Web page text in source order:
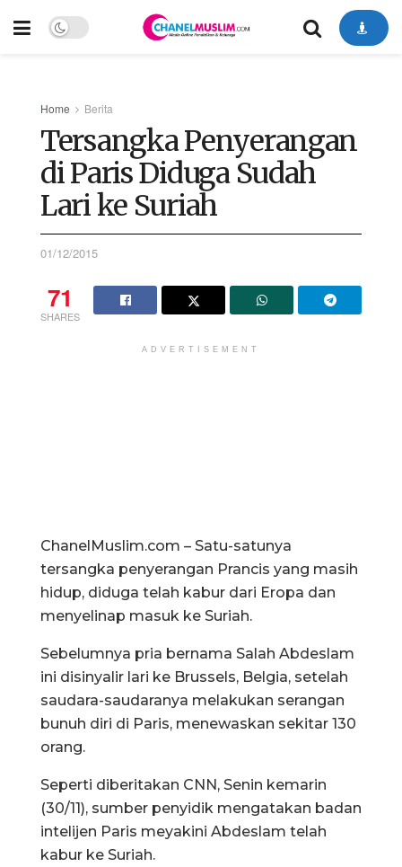
Home Berita
Tersangka Penyerangan
di Paris Diduga Sudah
Lari ke Suriah
01/12/2015
71
SHARES
ADVERTISEMENT
ChanelMuslim.com – Satu-satunya
tersangka penyerangan Prancis yang masih
hidup, diduga telah kabur dari Eropa dan
menyelinap masuk ke Suriah.
Sebelumnya pria bernama Salah Abdeslam
ini disinyalir lari ke Brussels, Belgia, setelah
saudara-saudaranya melakukan serangan
bunuh diri di Paris, menewaskan sekitar 130
orang.
Seperti diberitakan CNN, Senin kemarin
(30/11), sumber penyidik mengatakan badan
intelijen Paris meyakini Abdeslam telah
kabur ke Suriah.